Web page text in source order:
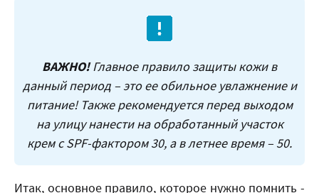
ВАЖНО!Главное правило защиты кожи в
данный период – это ее обильное увлажнение и
питание! Также рекомендуется перед выходом
на улицу нанести на обработанный участок
крем с SPF-фактором 30, а в летнее время – 50.
Итак, основное правило, которое нужно помнить -